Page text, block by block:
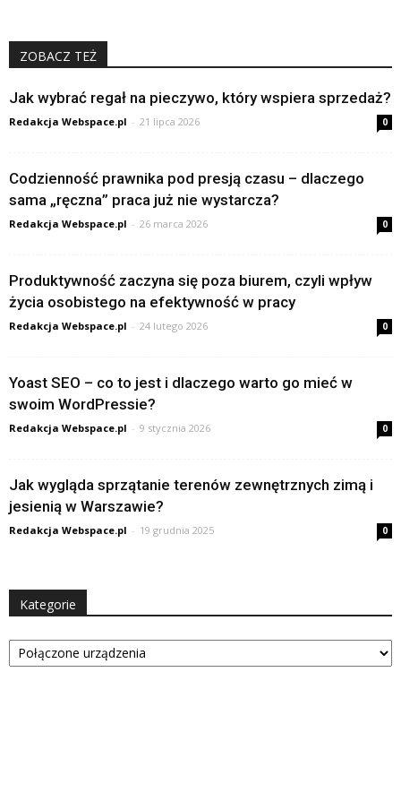
ZOBACZ TEŻ
Jak wybrać regał na pieczywo, który wspiera sprzedaż?
Redakcja Webspace.pl - 21 lipca 2026 0
Codzienność prawnika pod presją czasu – dlaczego
sama „ręczna” praca już nie wystarcza?
Redakcja Webspace.pl - 26 marca 2026 0
Produktywność zaczyna się poza biurem, czyli wpływ
życia osobistego na efektywność w pracy
Redakcja Webspace.pl - 24 lutego 2026 0
Yoast SEO – co to jest i dlaczego warto go mieć w
swoim WordPressie?
Redakcja Webspace.pl - 9 stycznia 2026 0
Jak wygląda sprzątanie terenów zewnętrznych zimą i
jesienią w Warszawie?
Redakcja Webspace.pl - 19 grudnia 2025 0
Kategorie
Kategorie